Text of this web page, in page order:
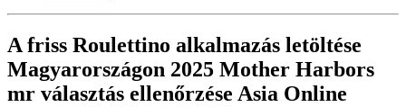
A friss Roulettino alkalmazás letöltése
Magyarországon 2025 Mother Harbors
mr választás ellenőrzése Asia Online